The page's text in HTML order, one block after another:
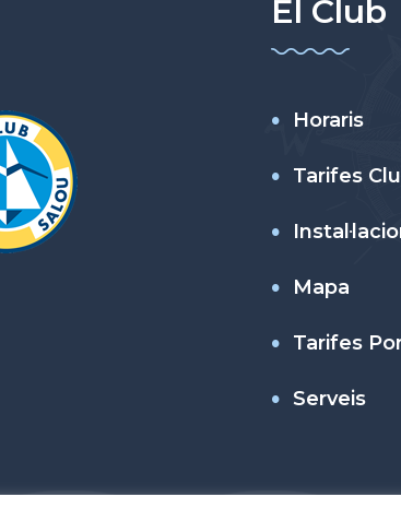
El Club
Horaris
Tarifes
Mapa
Tarifes
Serveis